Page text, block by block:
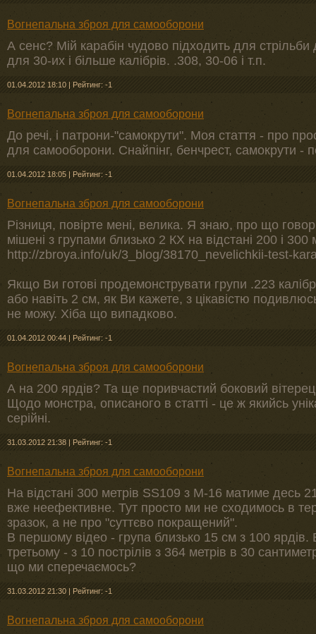
Вогнепальна зброя для самооборони
А сенс? Мій карабін чудово підходить для
для 30-их і більше калібрів. .308, 30-06 і т.п.
01.04.2012 18:10 | Рейтинг: -1
Вогнепальна зброя для самооборони
До речі, і патрони-"самокрути". Моя стаття - про
для самооборони. Снайпінг, бенчрест, самокрути -
01.04.2012 18:05 | Рейтинг: -1
Вогнепальна зброя для самооборони
Різниця, повірте мені, велика. Я знаю, про що
мішені з групами близько 2 КХ на відстані 200 і 300
http://zbroya.info/uk/3_blog/38170_nevelichkii-test-
Якщо Ви готові продемонструвати групи .223
або навіть 2 см, як Ви кажете, з цікавістю
не можу. Хіба що випадково.
01.04.2012 00:44 | Рейтинг: -1
Вогнепальна зброя для самооборони
А на 200 ярдів? Та ще поривчастий боковий
Щодо монстра, описаного в статті - це ж якийсь
серійні.
31.03.2012 21:38 | Рейтинг: -1
Вогнепальна зброя для самооборони
На відстані 300 метрів SS109 з М-16 матиме десь
вже неефективне. Тут просто ми не сходимось в
зразок, а не про "суттєво покращений".
В першому відео - група близько 15 см з 100
третьому - з 10 пострілів з 364 метрів в 30
що ми сперечаємось?
31.03.2012 21:30 | Рейтинг: -1
Вогнепальна зброя для самооборони